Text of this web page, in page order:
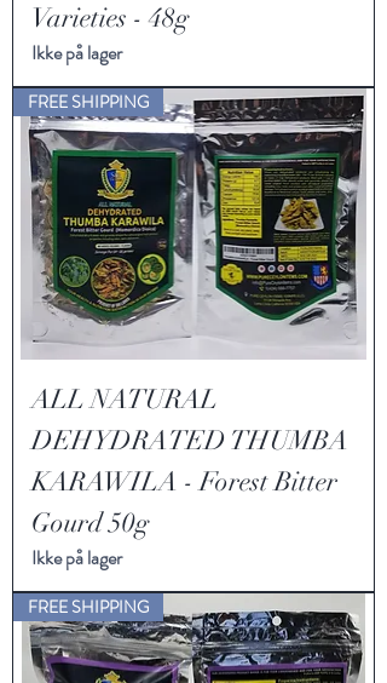
Varieties - 48g
Ikke på lager
FREE SHIPPING
ALL NATURAL
DEHYDRATED THUMBA
KARAWILA - Forest Bitter
Gourd 50g
Ikke på lager
FREE SHIPPING